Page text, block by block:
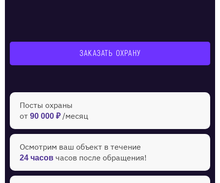
ЗАКАЗАТЬ ОХРАНУ
Посты охраны
от 90 000 ₽/месяц
Осмотрим ваш объект в течение ‍
24 часов часов после обращения!